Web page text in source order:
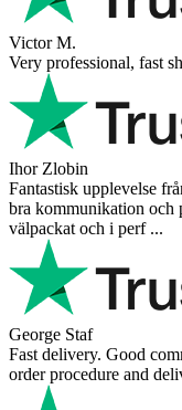
Victor M.
Very professional, fast
Ihor Zlobin
Fantastisk upplevelse
bra kommunikation
välpackat och i perf ...
George Staf
Fast delivery. Good
order procedure and